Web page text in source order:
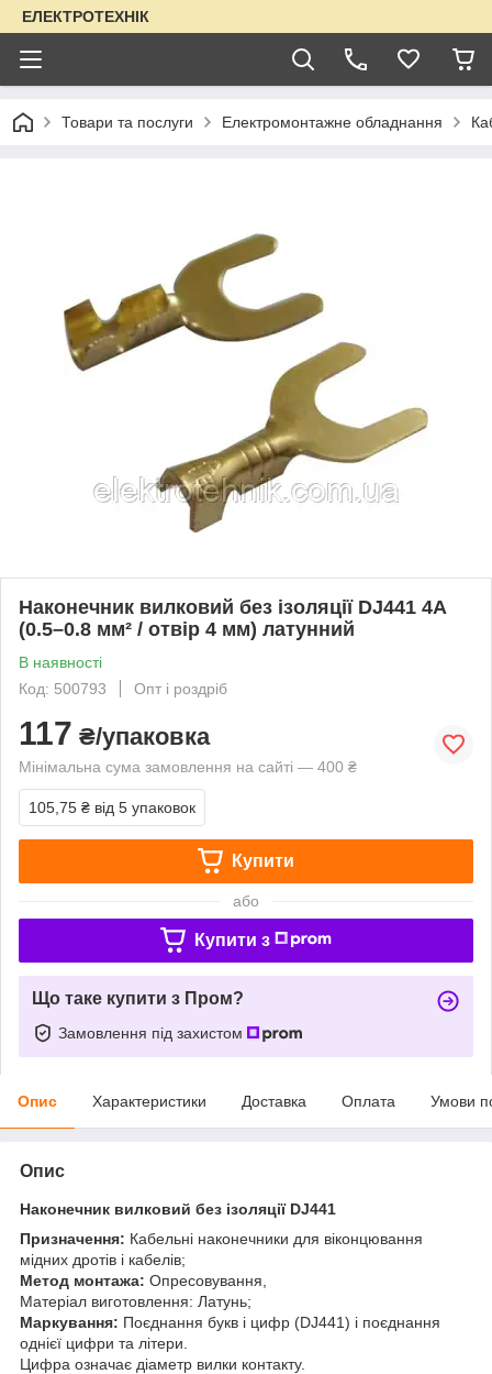
ЕЛЕКТРОТЕХНІК
Товари та послуги Електромонтажне обладнання
Наконечник вилковий без ізоляції DJ441 4A
(0.5–0.8 мм² / отвір 4 мм) латунний
В наявності
Код: 500793
Опт і роздріб
117 ₴/упаковка
Мінімальна сума замовлення на сайті — 400 ₴
105,75 ₴ від 5 упаковок
Купити
або
Купити з
Що таке купити з Пром?
Замовлення під захистом
Опис Характеристики Доставка Оплата Умови
Опис
Наконечник вилковий без ізоляції DJ441
Призначення: Кабельні наконечники для віконцювання
мідних дротів і кабелів;
Метод монтажа: Опресовування,
Матеріал виготовлення: Латунь;
Маркування: Поєднання букв і цифр (DJ441) і поєднання
однієї цифри та літери.
Цифра означає діаметр вилки контакту.